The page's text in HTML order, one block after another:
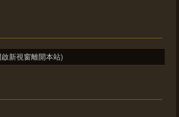
新視窗離開本站)